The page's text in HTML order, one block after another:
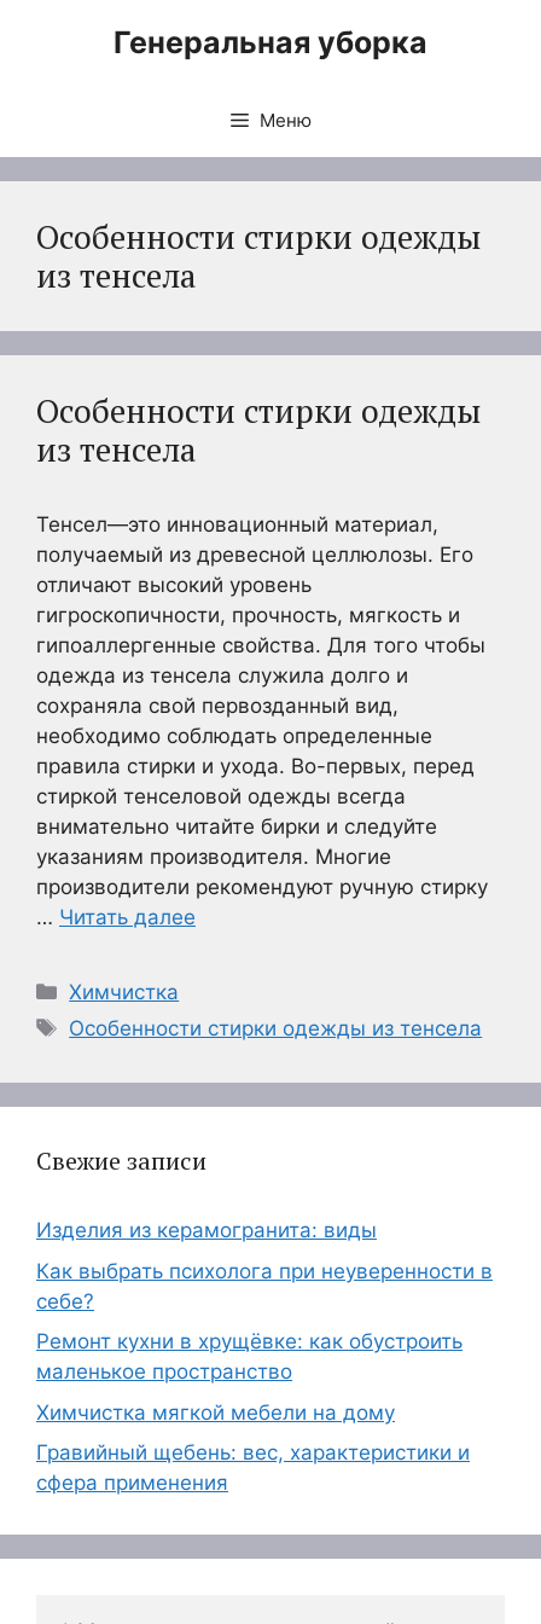
Генеральная уборка
Меню
Особенности стирки одежды
из тенсела
Особенности стирки одежды
из тенсела
Тенсел—это инновационный материал,
получаемый из древесной целлюлозы. Его
отличают высокий уровень
гигроскопичности, прочность, мягкость и
гипоаллергенные свойства. Для того чтобы
одежда из тенсела служила долго и
сохраняла свой первозданный вид,
необходимо соблюдать определенные
правила стирки и ухода. Во-первых, перед
стиркой тенселовой одежды всегда
внимательно читайте бирки и следуйте
указаниям производителя. Многие
производители рекомендуют ручную стирку
… Читать далее
Рубрики
Химчистка
Метки
Особенности стирки одежды из тенсела
Свежие записи
Изделия из керамогранита: виды
Как выбрать психолога при неуверенности в
себе?
Ремонт кухни в хрущёвке: как обустроить
маленькое пространство
Химчистка мягкой мебели на дому
Гравийный щебень: вес, характеристики и
сфера применения